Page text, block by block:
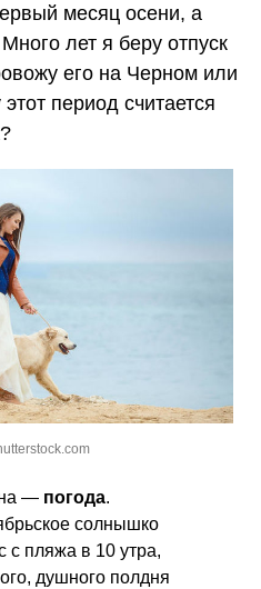
месяц осени, а
лет я беру отпуск
его на Черном или
период считается
— погода.
солнышко
с пляжа в 10 утра,
душного полдня